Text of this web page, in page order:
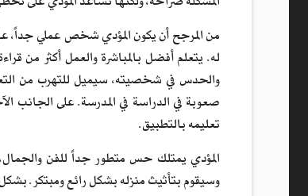
من المرجح أن يكون المؤدي شخص عملي جداً،
له. يتعلم أفضل بالمباشرة والعمل أكثر من
والحدس في شخصيته، سيميل للتهرب من
صعوبة في الدراسة في المدرسة. على الجانب
تعليمه بالتطبيق.
المؤدي يمتلك حس متطور جداً للفن
وسيقوم بتأثيث منزله بشكل رائع ومبتكر.